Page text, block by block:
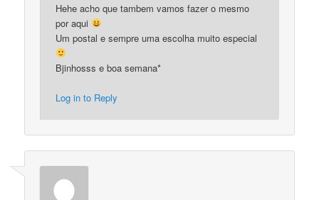
Hehe acho que tambem vamos fazer o mesmo
por aqui
Um postal e sempre uma escolha muito especial
Bjinhosss e boa semana*
Log in to Reply